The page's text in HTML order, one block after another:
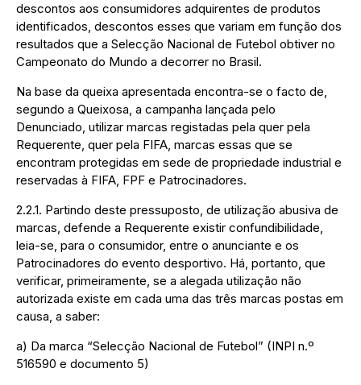
descontos aos consumidores adquirentes de produtos
identificados, descontos esses que variam em função dos
resultados que a Selecção Nacional de Futebol obtiver no
Campeonato do Mundo a decorrer no Brasil.
Na base da queixa apresentada encontra-se o facto de,
segundo a Queixosa, a campanha lançada pelo
Denunciado, utilizar marcas registadas pela quer pela
Requerente, quer pela FIFA, marcas essas que se
encontram protegidas em sede de propriedade industrial e
reservadas à FIFA, FPF e Patrocinadores.
2.2.1. Partindo deste pressuposto, de utilização abusiva de
marcas, defende a Requerente existir confundibilidade,
leia-se, para o consumidor, entre o anunciante e os
Patrocinadores do evento desportivo. Há, portanto, que
verificar, primeiramente, se a alegada utilização não
autorizada existe em cada uma das três marcas postas em
causa, a saber:
a) Da marca “Selecção Nacional de Futebol” (INPI n.º
516590 e documento 5)